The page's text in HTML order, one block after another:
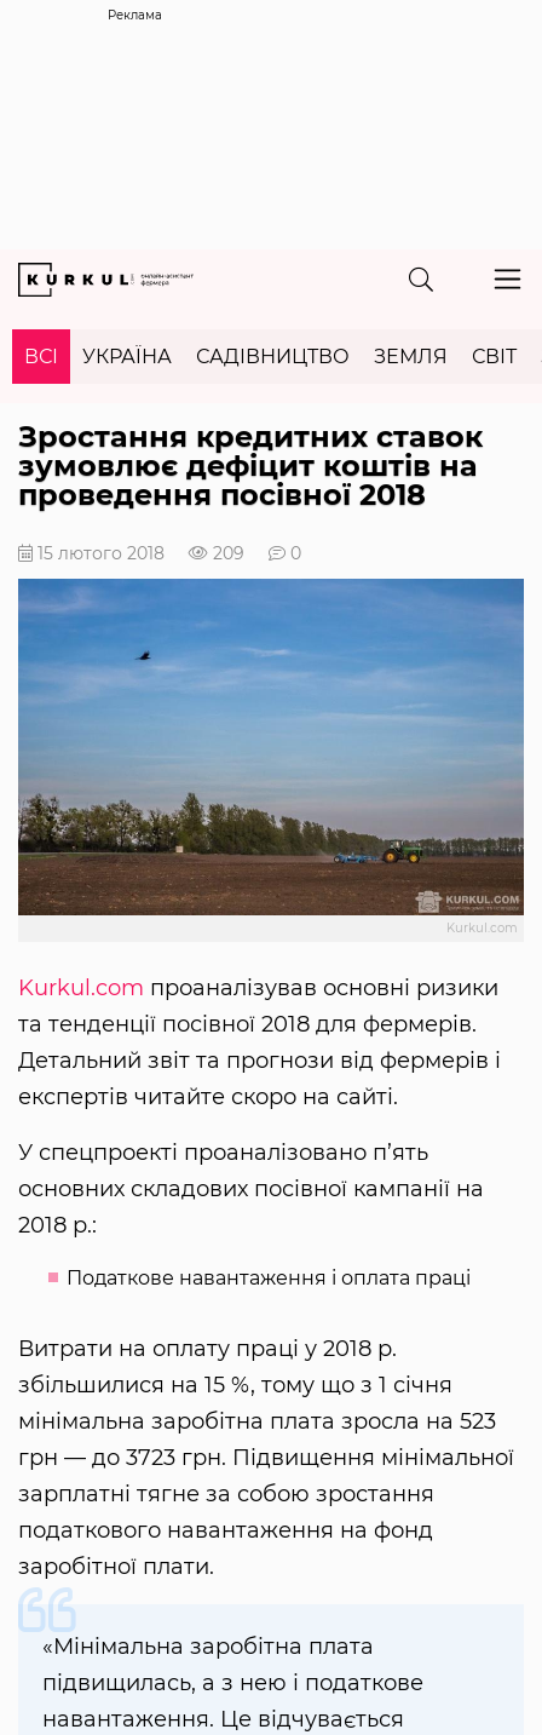
Реклама
ВСІ УКРАЇНА САДІВНИЦТВО ЗЕМЛЯ СВІТ
Зростання кредитних ставок
зумовлює дефіцит коштів на
проведення посівної 2018
15 лютого 2018 209 0
Kurkul.com
Kurkul.com проаналізував основні ризики
та тенденції посівної 2018 для фермерів.
Детальний звіт та прогнози від фермерів і
експертів читайте скоро на сайті.
У спецпроекті проаналізовано п’ять
основних складових посівної кампанії на
2018 р.:
Податкове навантаження і оплата праці
Витрати на оплату праці у 2018 р.
збільшилися на 15 %, тому що з 1 січня
мінімальна заробітна плата зросла на 523
грн — до 3723 грн. Підвищення мінімальної
зарплатні тягне за собою зростання
податкового навантаження на фонд
заробітної плати.
«Мінімальна заробітна плата
підвищилась, а з нею і податкове
навантаження. Це відчувається